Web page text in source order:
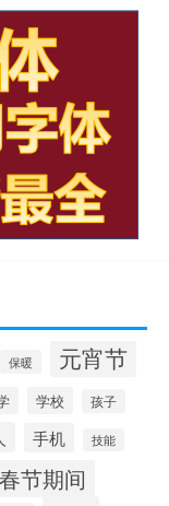
保暖 元宵节
学校 孩子
手机 技能
春节期间